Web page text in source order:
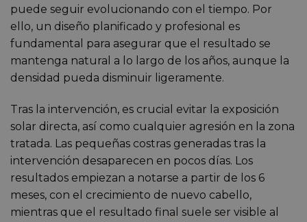
puede seguir evolucionando con el tiempo. Por
ello, un diseño planificado y profesional es
fundamental para asegurar que el resultado se
mantenga natural a lo largo de los años, aunque la
densidad pueda disminuir ligeramente.
Tras la intervención, es crucial evitar la exposición
solar directa, así como cualquier agresión en la zona
tratada. Las pequeñas costras generadas tras la
intervención desaparecen en pocos días. Los
resultados empiezan a notarse a partir de los 6
meses, con el crecimiento de nuevo cabello,
mientras que el resultado final suele ser visible al